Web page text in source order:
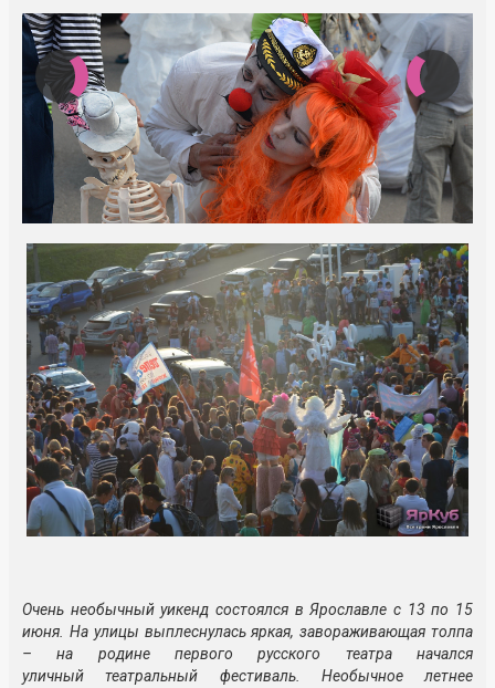
Очень необычный уикенд состоялся в Ярославле с 13 по 15
июня. На улицы выплеснулась яркая, завораживающая толпа
– на родине первого русского театра начался
уличный театральный фестиваль. Необычное летнее